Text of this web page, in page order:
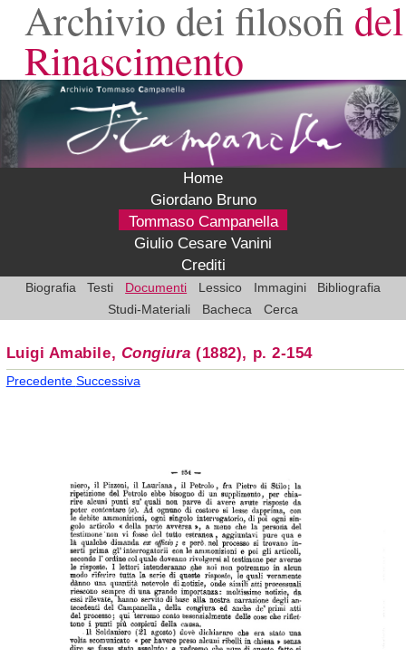
Archivio dei filosofi del
Rinascimento
Home
Giordano Bruno
Tommaso Campanella
Giulio Cesare Vanini
Crediti
Biografia Testi Documenti Lessico Immagini
Bibliografia
Studi-Materiali
Bacheca Cerca
Luigi Amabile, Congiura (1882), p. 2-154
Precedente Successiva